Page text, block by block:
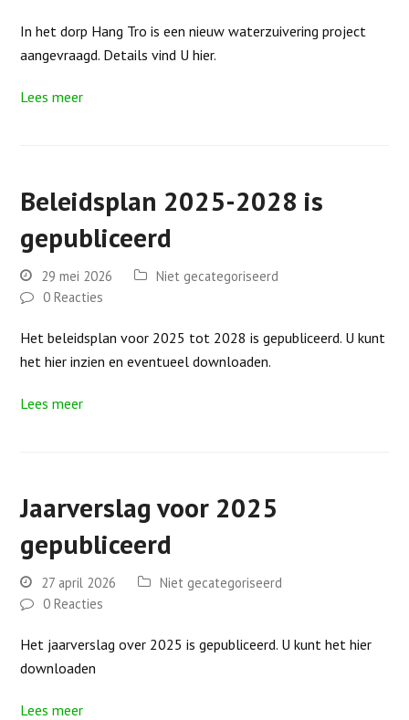
In het dorp Hang Tro is een nieuw waterzuivering project
aangevraagd. Details vind U hier.
Lees meer
Beleidsplan 2025-2028 is
gepubliceerd
29 mei 2026
Niet gecategoriseerd
0 Reacties
Het beleidsplan voor 2025 tot 2028 is gepubliceerd. U kunt
het hier inzien en eventueel downloaden.
Lees meer
Jaarverslag voor 2025
gepubliceerd
27 april 2026
Niet gecategoriseerd
0 Reacties
Het jaarverslag over 2025 is gepubliceerd. U kunt het hier
downloaden
Lees meer